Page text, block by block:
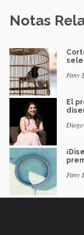
Notas
Fany
El
Fany